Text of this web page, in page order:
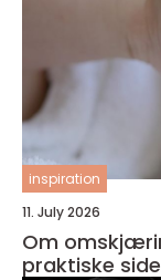
inspiration
11. July 2026
Om
praktiske